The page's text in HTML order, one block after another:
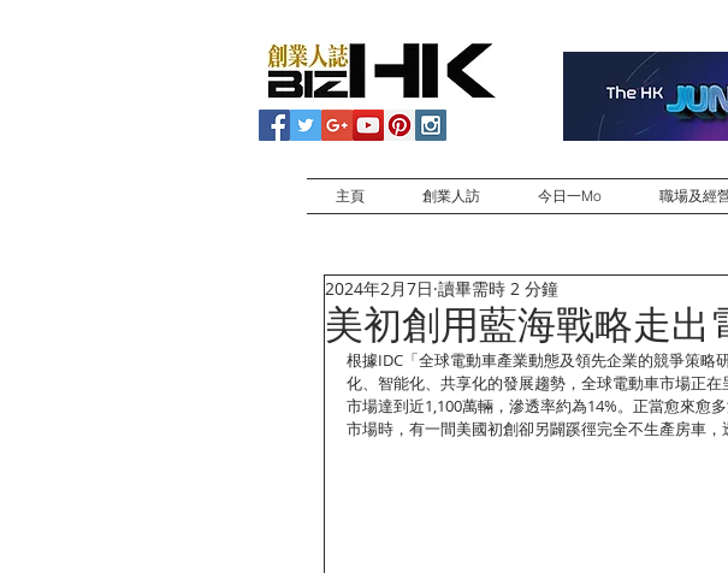
主頁 創業人訪 今日一Mo 職場及經
美初創用藍海戰略走出
2024年2月7日 讀畢需時 2 分鐘
根據IDC「全球電動車產業動態及領先企業的競爭策略
化、智能化、共享化的發展趨勢，全球電動車市場正
市場達到近1,100萬輛，滲透率約為14%。正當愈來愈
市場時，有一間美國初創卻另闢蹊徑完全不生產房車，